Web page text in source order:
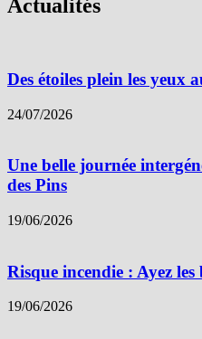
Actualités
Des étoiles plein les yeux
24/07/2026
Une belle journée
des Pins
19/06/2026
Risque incendie : Ayez les
19/06/2026